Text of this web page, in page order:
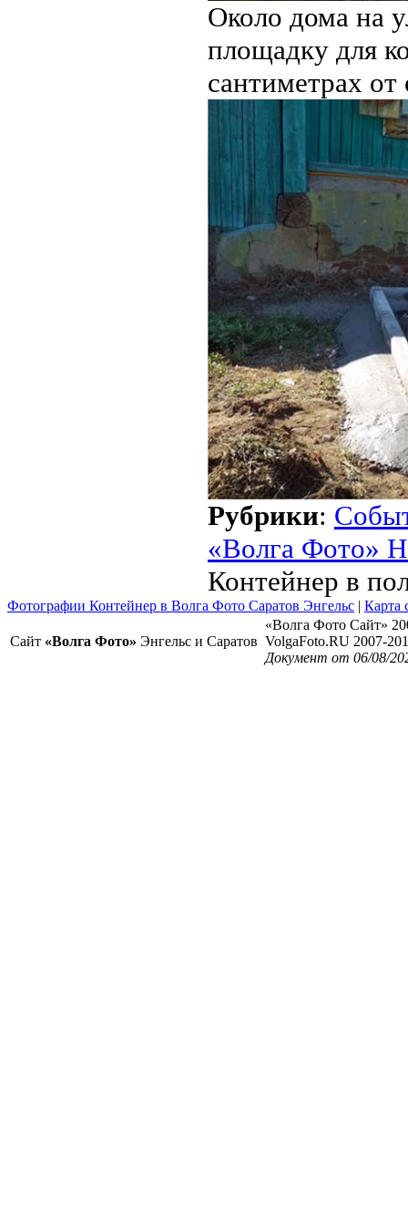
Около дома на
площадку для
сантиметрах от
Рубрики:
«Волга Фото»
Контейнер в
Фотографии Контейнер в Волга Фото Саратов Энгельс | Карта
Сайт «Волга Фото» Энгельс и Саратов
«Волга Фото Сайт»
VolgaFoto.RU 2007-
Документ от 06/08/